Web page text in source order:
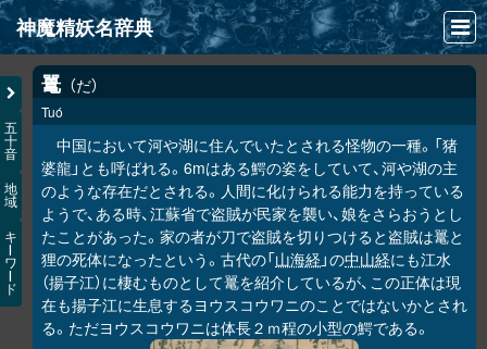
神魔精妖名辞典
NEWS
INFO
文献
検索
凖項目
画像資料便覧
LINK
五
十
音
地
域
キ
ワ
ド
鼍 だ
Tuó
中国において河や湖に住んでいたとされる怪物の一種。「猪
婆龍」とも呼ばれる。6mはある鰐の姿をしていて、河や湖の主
のような存在だとされる。人間に化けられる能力を持っている
ようで、ある時、江蘇省で盗賊が民家を襲い、娘をさらおうとし
たことがあった。家の者が刀で盗賊を切りつけると盗賊は鼍と
狸の死体になったという。古代の「山海経 」の中山経にも江水
（揚子江）に棲むものとして鼍を紹介しているが、この正体は現
在も揚子江に生息するヨウスコウワニのことではないかとされ
る。ただヨウスコウワニは体長２ｍ程の小型の鰐である。